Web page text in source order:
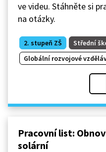
ve videu. Stáhněte si
na otázky.
2. stupeň ZŠ
Střední
Globální rozvojové
Pracovní list:
solární